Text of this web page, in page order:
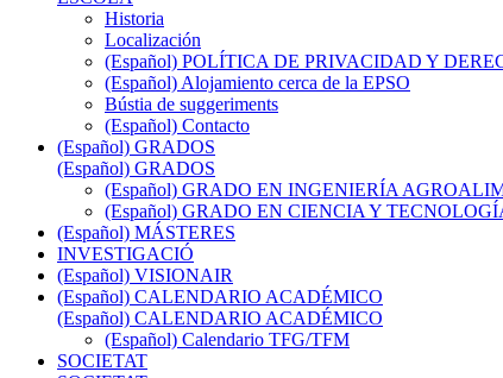
Historia
Localización
(Español) POLÍTICA DE PRIVACIDAD Y
(Español) Alojamiento cerca de la EPSO
Bústia de suggeriments
(Español) Contacto
(Español) GRADOS
(Español) GRADOS
(Español) GRADO EN INGENIERÍA
(Español) GRADO EN CIENCIA Y
(Español) MÁSTERES
INVESTIGACIÓ
(Español) VISIONAIR
(Español) CALENDARIO ACADÉMICO
(Español) CALENDARIO ACADÉMICO
(Español) Calendario TFG/TFM
SOCIETAT